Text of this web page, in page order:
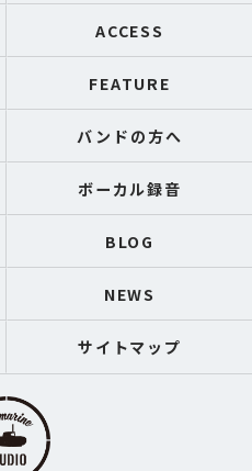
ACCESS
FEATURE
バンドの方へ
ボーカル録音
BLOG
NEWS
サイトマップ